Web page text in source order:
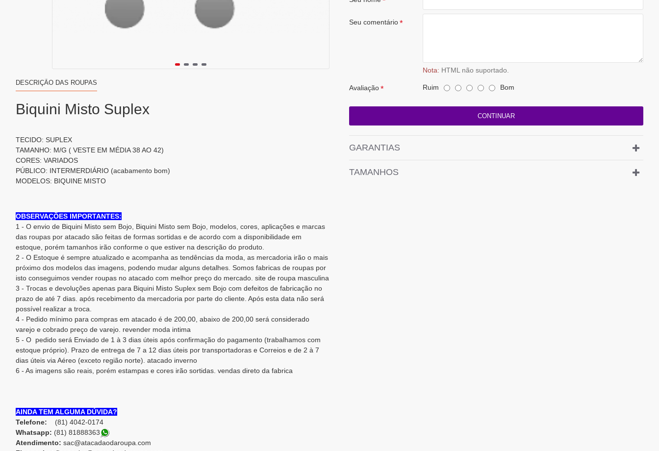
DESCRIÇÃO DAS ROUPAS
Biquini Misto Suplex
TECIDO: SUPLEX
TAMANHO: M/G ( VESTE EM MÉDIA 38 AO 42)
CORES: VARIADOS
PÚBLICO: INTERMERDIÁRIO (acabamento bom)
MODELOS: BIQUINE MISTO
OBSERVAÇÕES IMPORTANTES:
1 - O envio de Biquini Misto sem Bojo, Biquini Misto sem Bojo, modelos, cores, aplicações e marcas
das roupas por atacado são feitas de formas sortidas e de acordo com a disponibilidade em
estoque, porém tamanhos irão conforme o que estiver na descrição do produto.
2 - O Estoque é sempre atualizado e acompanha as tendências da moda, as mercadoria irão o mais
próximo dos modelos das imagens, podendo mudar alguns detalhes. Somos fabricas de roupas por
isto conseguimos vender roupas no atacado com melhor preço do mercado. site de roupa masculina
3 - Trocas e devoluções apenas para Biquini Misto Suplex sem Bojo com defeitos de fabricação no
prazo de até 7 dias. após recebimento da mercadoria por parte do cliente. Após esta data não será
possível realizar a troca.
4 - Pedido mínimo para compras em atacado é de 200,00, abaixo de 200,00 será considerado
varejo e cobrado preço de varejo. revender moda intima
5 - O pedido será Enviado de 1 à 3 dias úteis após confirmação do pagamento (trabalhamos com
estoque próprio). Prazo de entrega de 7 a 12 dias úteis por transportadoras e Correios e de 2 à 7
dias úteis via Aéreo (exceto região norte). atacado inverno
6 - As imagens são reais, porém estampas e cores irão sortidas. vendas direto da fabrica
AINDA TEM ALGUMA DÚVIDA?
Telefone: (81) 4042-0174
Whatsapp: (81) 81888363
Atendimento: sac@atacadaodaroupa.com
Seu comentário
Nota: HTML não suportado.
Avaliação Ruim Bom
CONTINUAR
GARANTIAS
TAMANHOS